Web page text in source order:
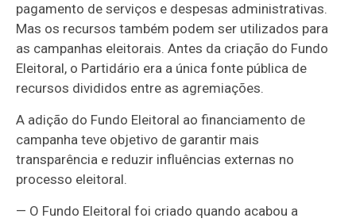
pagamento de serviços e despesas administrativas.
Mas os recursos também podem ser utilizados para
as campanhas eleitorais. Antes da criação do Fundo
Eleitoral, o Partidário era a única fonte pública de
recursos divididos entre as agremiações.
A adição do Fundo Eleitoral ao financiamento de
campanha teve objetivo de garantir mais
transparência e reduzir influências externas no
processo eleitoral.
— O Fundo Eleitoral foi criado quando acabou a